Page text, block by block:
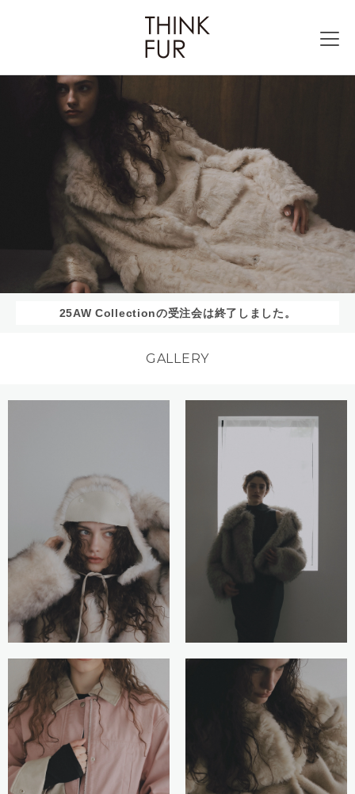
25AW Collectionの受注会は終了しました。
GALLERY